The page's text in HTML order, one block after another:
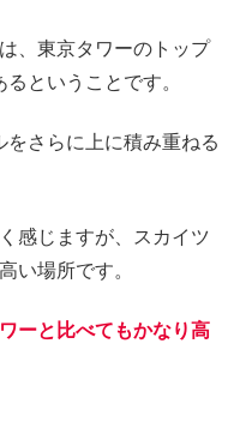
、東京タワーのトップ
ということです。
さらに上に積み重ねる
感じますが、スカイツ
い場所です。
ーと比べてもかなり高